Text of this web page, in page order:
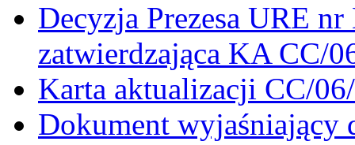
Decyzja Prezesa URE
zatwierdzająca KA CC/
Karta aktualizacji CC/
Dokument wyjaśniający